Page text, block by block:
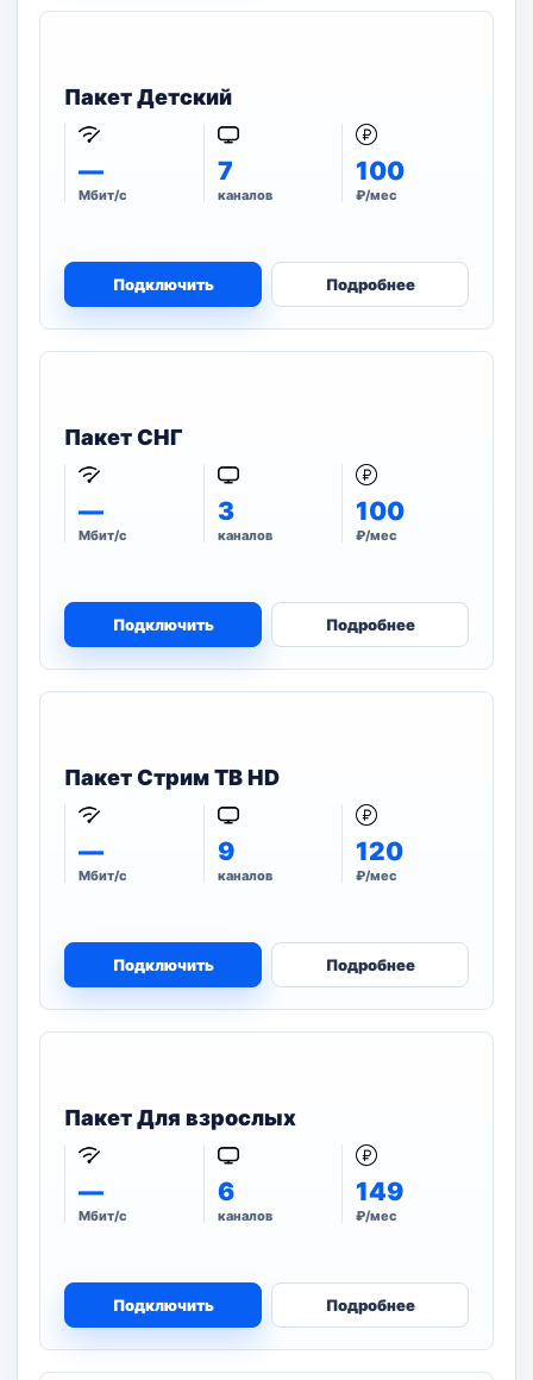
Пакет Детский
—
Мбит/с
7
каналов
100
₽/мес
Подключить Подробнее
Пакет СНГ
—
Мбит/с
3
каналов
100
₽/мес
Подключить Подробнее
Пакет Стрим ТВ HD
—
Мбит/с
9
каналов
120
₽/мес
Подключить Подробнее
Пакет Для взрослых
—
Мбит/с
6
каналов
149
₽/мес
Подключить Подробнее